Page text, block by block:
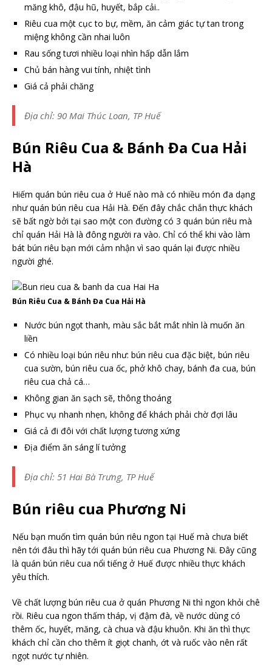
măng khô, đậu hũ, huyết, bắp cải..
Riêu cua một cục to bự, mềm, ăn cảm giác tự tan trong
miệng không cần nhai luôn
Rau sống tươi nhiều loại nhìn hấp dẫn lắm
Chủ bán hàng vui tính, nhiệt tình
Giá cả phải chăng
Địa chỉ: 90 Mai Thúc Loan, TP Huế
Bún Riêu Cua & Bánh Đa Cua Hải
Hà
Hiếm quán bún riêu cua ở Huế nào mà có nhiều món đa dạng
như quán bún riêu cua Hải Hà. Đến đây chắc chắn thực khách
sẽ bất ngờ bởi tại sao một con đường có 3 quán bún riêu mà
chỉ quán Hải Hà là đông người ra vào. Chỉ có thể khi vào làm
bát bún riêu bạn mới cảm nhận vì sao quán lại được nhiều
người ghé.
Bún Riêu Cua & Bánh Đa Cua Hải Hà
Nước bún ngọt thanh, màu sắc bắt mắt nhìn là muốn ăn
liền
Có nhiều loại bún riêu như: bún riêu cua đặc biệt, bún riêu
cua sườn, bún riêu cua ốc, phở khô chay, bánh đa cua, bún
riêu cua chả cá…
Không gian ăn sạch sẽ, thông thoáng
Phục vụ nhanh nhẹn, không để khách phải chờ đợi lâu
Giá cả đi đôi với chất lượng tương xứng
Địa điểm ăn sáng lí tưởng
Địa chỉ: 51 Hai Bà Trưng, TP Huế
Bún riêu cua Phương Ni
Nếu bạn muốn tìm quán bún riêu ngon tại Huế mà chưa biết
nên tới đâu thì hãy tới quán bún riêu cua Phương Ni. Đây cũng
là quán bún riêu cua nổi tiếng ở Huế được nhiều thực khách
yêu thích.
Về chất lượng bún riêu cua ở quán Phương Ni thì ngon khỏi chê
rồi. Riêu cua ngon thấm tháp, vị đậm đà, về nước dùng có
thêm ốc, huyết, măng, cà chua và đậu khuôn. Khi ăn thì thực
khách chỉ cần cho thêm ít giọt chanh, ớt và ruốc vào nên rất
ngọt nước tự nhiên.